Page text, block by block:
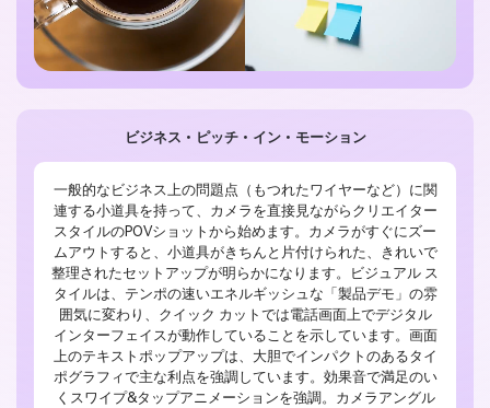
ビジネス・ピッチ・イン・モーション
一般的なビジネス上の問題点（もつれたワイヤーなど）に関
連する小道具を持って、カメラを直接見ながらクリエイター
スタイルのPOVショットから始めます。カメラがすぐにズー
ムアウトすると、小道具がきちんと片付けられた、きれいで
整理されたセットアップが明らかになります。ビジュアル ス
タイルは、テンポの速いエネルギッシュな「製品デモ」の雰
囲気に変わり、クイック カットでは電話画面上でデジタル
インターフェイスが動作していることを示しています。画面
上のテキストポップアップは、大胆でインパクトのあるタイ
ポグラフィで主な利点を強調しています。効果音で満足のい
くスワイプ&タップアニメーションを強調。カメラアングル